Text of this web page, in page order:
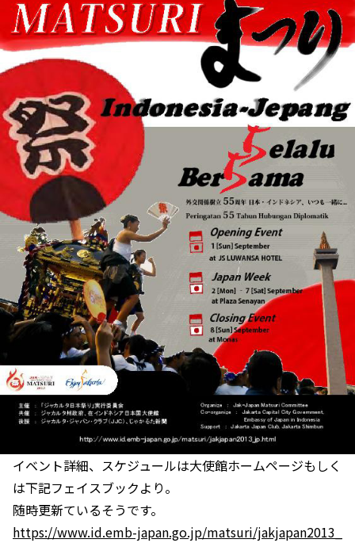
イベント詳細、スケジュールは大使館ホームページもしく
は下記フェイスブックより。
随時更新ているそうです。
https://www.id.emb-japan.go.jp/matsuri/jakjapan2013_